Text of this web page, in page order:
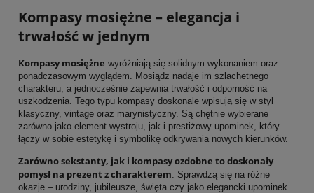
Kompasy mosiężne – elegancja i
trwałość w jednym
Kompasy mosiężne wyróżniają się solidnym wykonaniem oraz
ponadczasowym wyglądem. Mosiądz nadaje im szlachetnego
charakteru, a jednocześnie zapewnia trwałość i odporność na
uszkodzenia. Tego typu kompasy doskonale wpisują się w styl
klasyczny, vintage oraz marynistyczny. Są chętnie wybierane
zarówno jako element wystroju, jak i prestiżowy upominek, który
łączy w sobie estetykę i symbolikę odkrywania nowych kierunków.
Zarówno sekstanty, jak i kompasy ozdobne to doskonały
pomysł na prezent z charakterem . Sprawdzą się na różne
okazje – urodziny, jubileusze, święta czy jako elegancki upominek